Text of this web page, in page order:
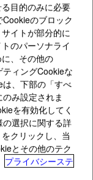
Base?
water-in-oil
the two
remove
目的のみに必要
のブロック
イトが部分的に
のパーソナライ
、その他の
ィングCookieな
、下部の「すべ
み設定されま
を有効化してく
選択に関する詳
クリックし、当
とその他のテク
プライバシーステ